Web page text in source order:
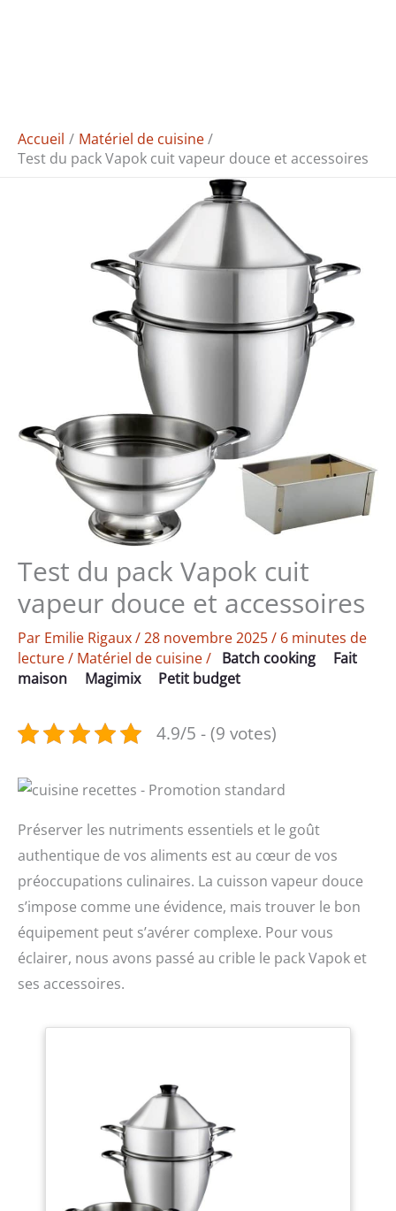
Accueil
Matériel de cuisine
Test du pack Vapok cuit vapeur douce et accessoires
Test du pack Vapok cuit
vapeur douce et accessoires
Par Emilie Rigaux/28 novembre 2025/ 6 minutes de
lecture/ Matériel de cuisine/ Batch cooking
Fait
maison
Magimix Petit budget
4.9/5 - (9 votes)
Préserver les nutriments essentiels et le goût
authentique de vos aliments est au cœur de vos
préoccupations culinaires. La cuisson vapeur douce
s’impose comme une évidence, mais trouver le bon
équipement peut s’avérer complexe. Pour vous
éclairer, nous avons passé au crible le pack Vapok et
ses accessoires.